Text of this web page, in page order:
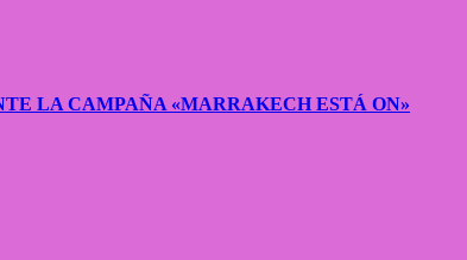
LA CAMPAÑA «MARRAKECH ESTÁ ON»